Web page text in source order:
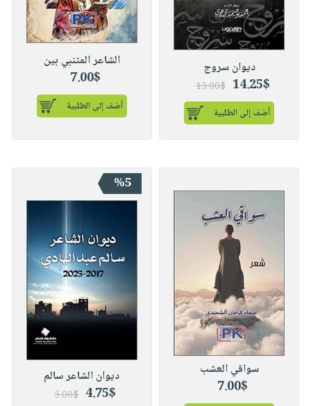
ديوان سروج
14.25$
15.00$
أضف إلى الطلبية
الشاعر المتنبي بين
7.00$
أضف إلى الطلبية
سواقي العشب
7.00$
%5
ديوان الشاعر سالم
4.75$
5.00$